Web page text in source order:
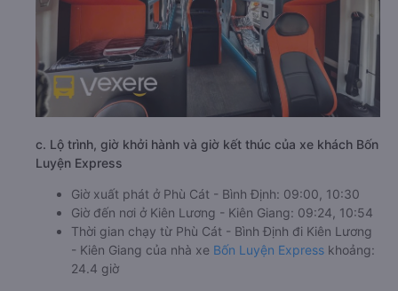
c. Lộ trình, giờ khởi hành và giờ kết thúc của xe khách Bốn
Luyện Express
Giờ xuất phát ở Phù Cát - Bình Định: 09:00, 10:30
Giờ đến nơi ở Kiên Lương - Kiên Giang: 09:24, 10:54
Thời gian chạy từ Phù Cát - Bình Định đi Kiên Lương
- Kiên Giang của nhà xe Bốn Luyện Express khoảng:
24.4 giờ